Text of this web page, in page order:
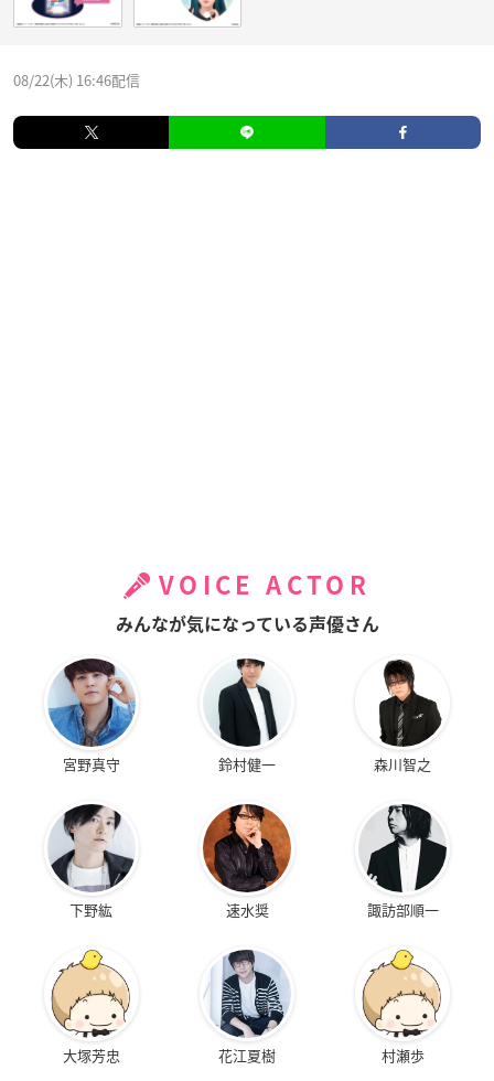
08/22(木) 16:46配信
VOICE ACTOR
みんなが気になっている声優さん
宮野真守 鈴村健一 森川智之
下野紘 速水奨 諏訪部順一
大塚芳忠 花江夏樹 村瀬歩